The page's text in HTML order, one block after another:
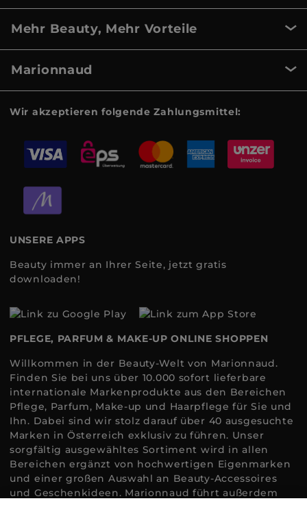
Mehr Beauty, Mehr Vorteile
Marionnaud
Wir akzeptieren folgende Zahlungsmittel:
UNSERE APPS
Beauty immer an Ihrer Seite, jetzt gratis
downloaden!
PFLEGE, PARFUM & MAKE-UP ONLINE SHOPPEN
Willkommen in der Beauty-Welt von Marionnaud.
Finden Sie bei uns über 10.000 sofort lieferbare
internationale Markenprodukte aus den Bereichen
Pflege, Parfum, Make-up und Haarpflege für Sie und
Ihn. Dabei sind wir stolz darauf über 40 ausgesuchte
Marken in Österreich exklusiv zu führen. Unser
sorgfältig ausgewähltes Sortiment wird in allen
Bereichen ergänzt von hochwertigen Eigenmarken
und einer großen Auswahl an Beauty-Accessoires
und Geschenkideen. Marionnaud führt außerdem